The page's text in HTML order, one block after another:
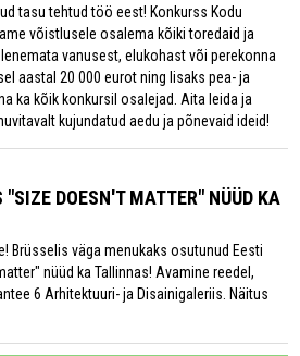
tasu tehtud töö eest! Konkurss Kodu
võistlusele osalema kõiki toredaid ja
vanusest, elukohast või perekonna
aastal 20 000 eurot ning lisaks pea- ja
ka kõik konkursil osalejad. Aita leida ja
kujundatud aedu ja põnevaid ideid!
DOESN'T MATTER" NÜÜD KA
Brüsselis väga menukaks osutunud Eesti
nüüd ka Tallinnas! Avamine reedel,
6 Arhitektuuri- ja Disainigaleriis. Näitus